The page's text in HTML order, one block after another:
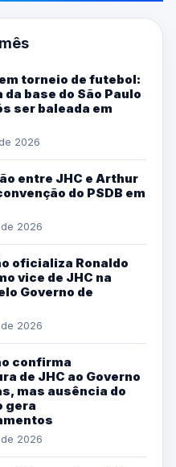
torneio de futebol:
base do São Paulo
ser baleada em
2026
entre JHC e Arthur
do PSDB em
2026
oficializa Ronaldo
vice de JHC na
Governo de
2026
confirma
de JHC ao Governo
mas ausência do
gera
2026